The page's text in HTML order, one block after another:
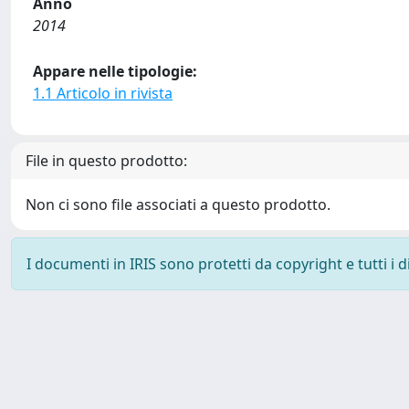
2014
Appare nelle tipologie:
1.1 Articolo in rivista
File in questo prodotto:
Non ci sono file associati a questo prodotto.
I documenti in IRIS sono protetti da copyright e tutti i